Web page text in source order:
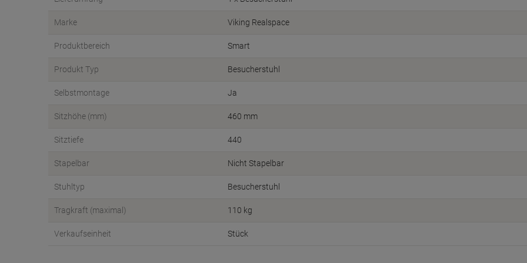
Marke Viking Realspace
Produktbereich Smart
Produkt Typ Besucherstuhl
Selbstmontage Ja
Sitzhöhe (mm) 460 mm
Sitztiefe 440
Stapelbar Nicht Stapelbar
Stuhltyp Besucherstuhl
Tragkraft (maximal) 110 kg
Verkaufseinheit Stück